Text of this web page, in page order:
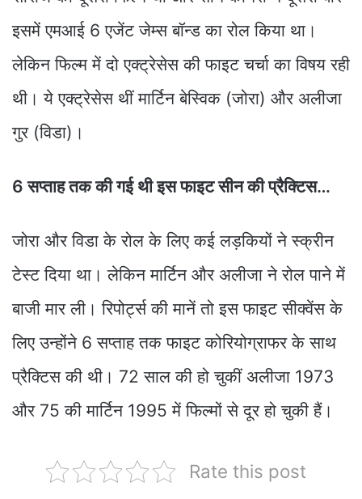
इसमें एमआई 6 एजेंट जेम्स बॉन्ड का रोल किया था।
लेकिन फिल्म में दो एक्ट्रेसेस की फाइट चर्चा का विषय रही
थी। ये एक्ट्रेसेस थीं मार्टिन बेस्विक (जोरा) और अलीजा
गुर (विडा)।
6 सप्ताह तक की गई थी इस फाइट सीन की प्रैक्टिस…
जोरा और विडा के रोल के लिए कई लड़कियों ने स्क्रीन
टेस्ट दिया था। लेकिन मार्टिन और अलीजा ने रोल पाने में
बाजी मार ली। रिपोर्ट्स की मानें तो इस फाइट सीक्वेंस के
लिए उन्होंने 6 सप्ताह तक फाइट कोरियोग्राफर के साथ
प्रैक्टिस की थी। 72 साल की हो चुकीं अलीजा 1973
और 75 की मार्टिन 1995 में फिल्मों से दूर हो चुकी हैं।
Rate this post